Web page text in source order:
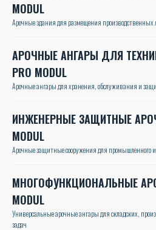
MODUL
Арочные здания для размещения производственных
АРОЧНЫЕ АНГАРЫ ДЛЯ
PRO MODUL
Арочные ангары для хранения, обслуживания и
ИНЖЕНЕРНЫЕ ЗАЩИТНЫЕ
MODUL
Арочные защитные сооружения для промышленного и
МНОГОФУНКЦИОНАЛЬНЫЕ
MODUL
Универсальные арочные ангары для складских,
задач